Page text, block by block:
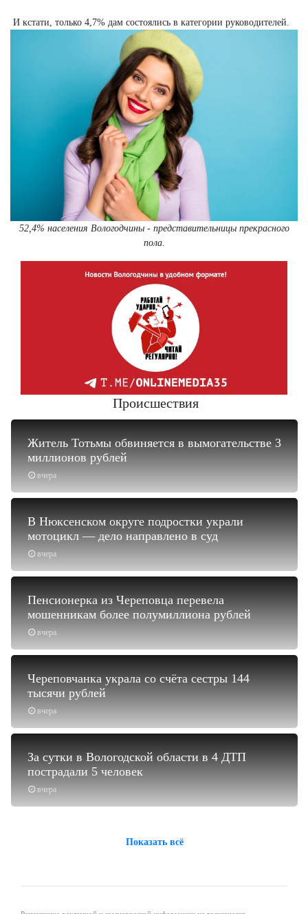
И кстати, только 4,7% дам состоялись в категории руководителей.
52,4% населения Вологодчины - представительницы прекрасного
пола.
Происшествия
вчера
Житель Тотьмы обвиняется в вымогательстве 3
миллионов рублей
вчера
В Нюксенском округе подростки украли
мотоцикл — дело направлено в суд
вчера
Пенсионерка из Череповца перевела
мошенникам более полумиллиона рублей
вчера
Череповчанка украла со счёта сестры 144
тысячи рублей
вчера
За сутки в Вологодской области в 4 ДТП
пострадали 5 человек
Показать всё